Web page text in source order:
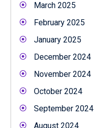
March 2025
February 2025
January 2025
December 2024
November 2024
October 2024
September 2024
August 2024